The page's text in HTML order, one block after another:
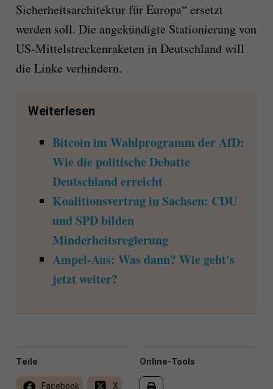
Sicherheitsarchitektur für Europa“ ersetzt
werden soll. Die angekündigte Stationierung von
US-Mittelstreckenraketen in Deutschland will
die Linke verhindern.
Weiterlesen
Bitcoin im Wahlprogramm der AfD:
Wie die politische Debatte
Deutschland erreicht
Koalitionsvertrag in Sachsen: CDU
und SPD bilden
Minderheitsregierung
Ampel-Aus: Was dann? Wie geht's
jetzt weiter?
Online-Tools
Teile
Facebook X